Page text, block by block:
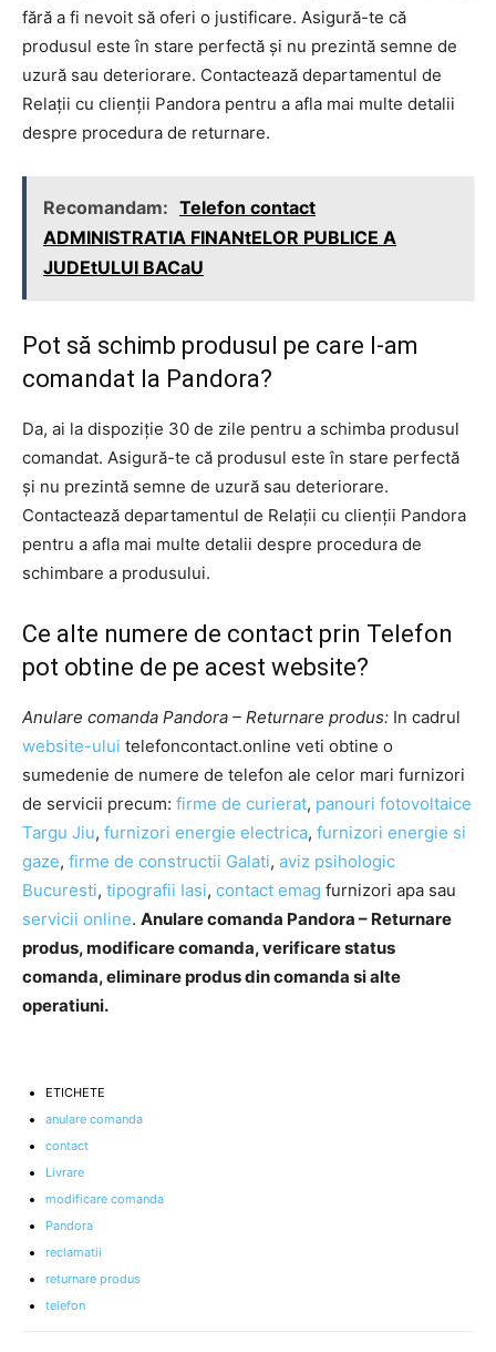
fără a fi nevoit să oferi o justificare. Asigură-te că
produsul este în stare perfectă și nu prezintă semne de
uzură sau deteriorare. Contactează departamentul de
Relații cu clienții Pandora pentru a afla mai multe detalii
despre procedura de returnare.
Recomandam: Telefon contact
ADMINISTRATIA FINANtELOR PUBLICE A
JUDEtULUI BACaU
Pot să schimb produsul pe care l-am
comandat la Pandora?
Da, ai la dispoziție 30 de zile pentru a schimba produsul
comandat. Asigură-te că produsul este în stare perfectă
și nu prezintă semne de uzură sau deteriorare.
Contactează departamentul de Relații cu clienții Pandora
pentru a afla mai multe detalii despre procedura de
schimbare a produsului.
Ce alte numere de contact prin Telefon
pot obtine de pe acest website?
Anulare comanda Pandora – Returnare produs: In cadrul
website-ului telefoncontact.online veti obtine o
sumedenie de numere de telefon ale celor mari furnizori
de servicii precum: firme de curierat, panouri fotovoltaice
Targu Jiu, furnizori energie electrica, furnizori energie si
gaze, firme de constructii Galati, aviz psihologic
Bucuresti, tipografii Iasi, contact emag furnizori apa sau
servicii online. Anulare comanda Pandora – Returnare
produs, modificare comanda, verificare status
comanda, eliminare produs din comanda si alte
operatiuni.
ETICHETE
anulare comanda
contact
Livrare
modificare comanda
Pandora
reclamatii
returnare produs
telefon